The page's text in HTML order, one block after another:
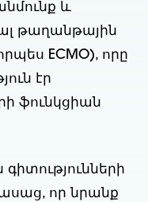
և
թաղանթային
ECMO), որը
էր
ֆունկցիան
որ նրանք